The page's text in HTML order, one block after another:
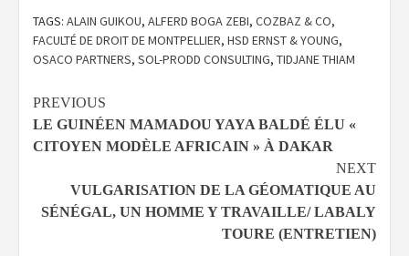
TAGS: ALAIN GUIKOU, ALFERD BOGA ZEBI, COZBAZ & CO,
FACULTÉ DE DROIT DE MONTPELLIER, HSD ERNST & YOUNG,
OSACO PARTNERS, SOL-PRODD CONSULTING, TIDJANE THIAM
Continue
Reading
PREVIOUS
LE GUINÉEN MAMADOU YAYA BALDÉ ÉLU «
CITOYEN MODÈLE AFRICAIN » À DAKAR
NEXT
VULGARISATION DE LA GÉOMATIQUE AU
SÉNÉGAL, UN HOMME Y TRAVAILLE/ LABALY
TOURE (ENTRETIEN)